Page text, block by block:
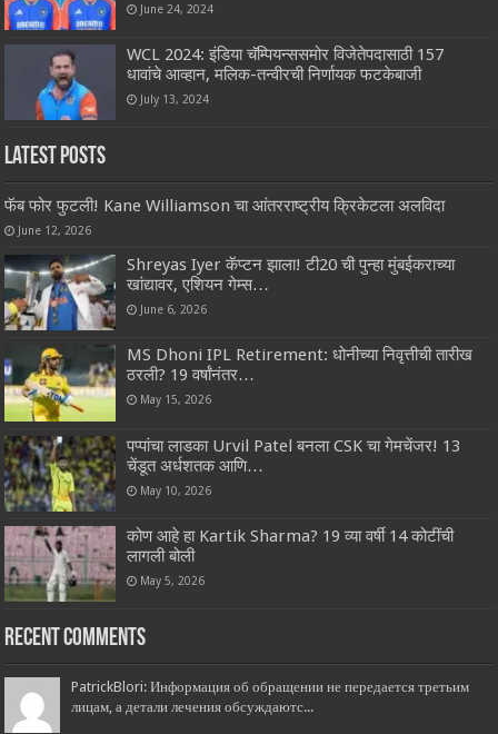
June 24, 2024
WCL 2024: इंडिया चॅम्पियन्ससमोर विजेतेपदासाठी 157
धावांचे आव्हान, मलिक-तन्वीरची निर्णायक फटकेबाजी
July 13, 2024
Latest Posts
फॅब फोर फुटली! Kane Williamson चा आंतरराष्ट्रीय क्रिकेटला अलविदा
June 12, 2026
Shreyas Iyer कॅप्टन झाला! टी20 ची पुन्हा मुंबईकराच्या
खांद्यावर, एशियन गेम्स…
June 6, 2026
MS Dhoni IPL Retirement: धोनीच्या निवृत्तीची तारीख
ठरली? 19 वर्षांनंतर…
May 15, 2026
पप्पांचा लाडका Urvil Patel बनला CSK चा गेमचेंजर! 13
चेंडूत अर्धशतक आणि…
May 10, 2026
कोण आहे हा Kartik Sharma? 19 व्या वर्षी 14 कोटींची
लागली बोली
May 5, 2026
Recent Comments
PatrickBlori: Информация об обращении не передается третьим
лицам, а детали лечения обсуждаютс...